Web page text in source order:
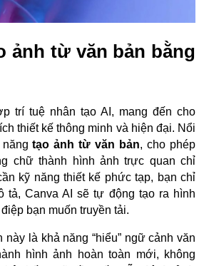
ảnh từ văn bản bằng
trí tuệ nhân tạo AI, mang đến cho
thiết kế thông minh và hiện đại. Nổi
năngtạo ảnh từ văn bản, cho phép
chữ thành hình ảnh trực quan chỉ
kỹ năng thiết kế phức tạp, bạn chỉ
tả, Canva AI sẽ tự động tạo ra hình
bạn muốn truyền tải.
là khả năng “hiểu” ngữ cảnh văn
hình ảnh hoàn toàn mới, không